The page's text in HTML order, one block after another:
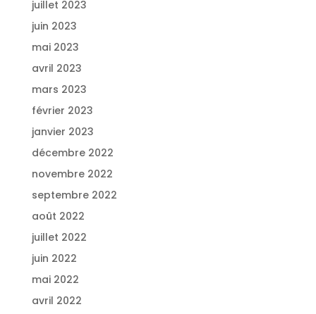
juillet 2023
juin 2023
mai 2023
avril 2023
mars 2023
février 2023
janvier 2023
décembre 2022
novembre 2022
septembre 2022
août 2022
juillet 2022
juin 2022
mai 2022
avril 2022